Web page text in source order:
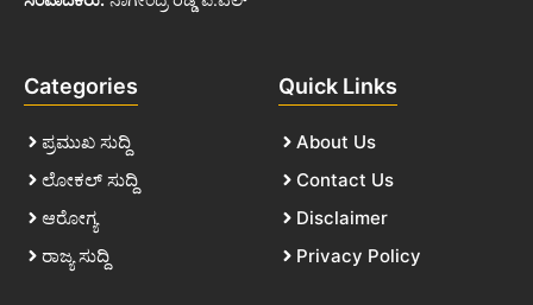
Categories
ಪ್ರಮುಖ ಸುದ್ದಿ
ಲೋಕಲ್ ಸುದ್ದಿ
ಆರೋಗ್ಯ
ರಾಜ್ಯ ಸುದ್ದಿ
Quick Links
About Us
Contact Us
Disclaimer
Privacy Policy